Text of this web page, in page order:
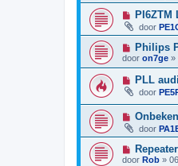
PI6ZTM
door
Philips
door on7ge »
PLL
door
door
door Rob »